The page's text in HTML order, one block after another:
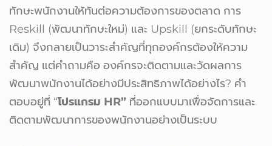
ทักษะพนักงานให้ทันต่อความต้องการของตลาด การ
Reskill (พัฒนาทักษะใหม่) และ Upskill (ยกระดับทักษะ
เดิม) จึงกลายเป็นวาระสำคัญที่ทุกองค์กรต้องให้ความ
สำคัญ แต่คำถามคือ องค์กรจะติดตามและวัดผลการ
พัฒนาพนักงานได้อย่างมีประสิทธิภาพได้อย่างไร? คำ
ตอบอยู่ที่ “โปรแกรม HR” ที่ออกแบบมาเพื่อจัดการและ
ติดตามพัฒนาการของพนักงานอย่างเป็นระบบ